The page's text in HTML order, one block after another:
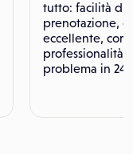
tutto: facilità di
prenotazione,
eccellente,
professionalità.
problema in 24